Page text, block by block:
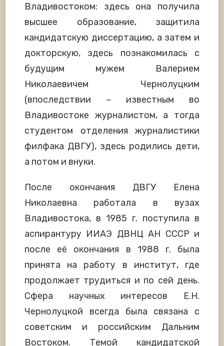
Владивостоком: здесь она получила
высшее образование, защитила
кандидатскую диссертацию, а затем и
докторскую, здесь познакомилась с
будущим мужем Валерием
Николаевичем Чернолуцким
(впоследствии – известным во
Владивостоке журналистом, а тогда
студентом отделения журналистики
филфака ДВГУ), здесь родились дети,
а потом и внуки.
После окончания ДВГУ Елена
Николаевна работала в вузах
Владивостока, в 1985 г. поступила в
аспирантуру ИИАЭ ДВНЦ АН СССР и
после её окончания в 1988 г. была
принята на работу в институт, где
продолжает трудиться и по сей день.
Сфера научных интересов Е.Н.
Чернолуцкой всегда была связана с
советским и российским Дальним
Востоком. Темой кандидатской